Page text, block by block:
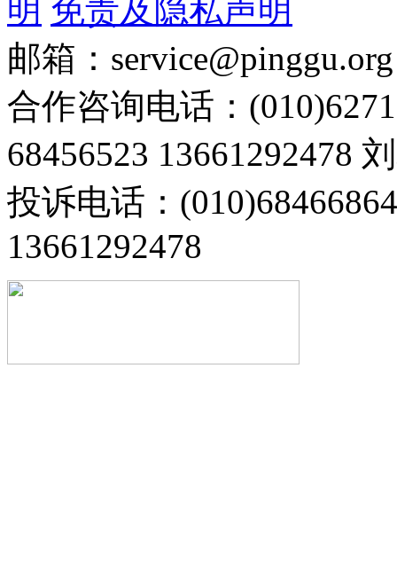
明 免责及隐私声明
邮箱：service@pinggu.org
合作咨询电话：
68456523 13661292478
投诉电话：
13661292478